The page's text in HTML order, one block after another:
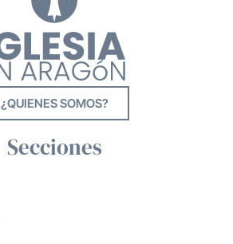
¿QUIENES SOMOS?
Secciones